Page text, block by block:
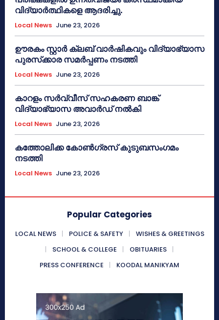
വിദ്യാർത്ഥികളെ ആദരിച്ചു.
Local News June 23, 2026
ഊരകം സ്റ്റാർ ക്ലബ് വാർഷികവും വിദ്യാഭ്യാസ
പുരസ്‌ക്കാര സമർപ്പണം നടത്തി
Local News June 23, 2026
കാറളം സർവ്വീസ് സഹകരണ ബാങ്ക്
വിദ്യാഭ്യാസ അവാർഡ് നൽകി
Local News June 23, 2026
കത്തോലിക്ക കോൺഗ്രസ് കുടുബസംഗമം
നടത്തി
Local News June 23, 2026
Popular Categories
LOCAL NEWS POLICE & SAFETY
WISHES & GREETINGS
SCHOOL & COLLEGE
OBITUARIES
PRESS CONFERENCE
KOODAL MANIKYAM